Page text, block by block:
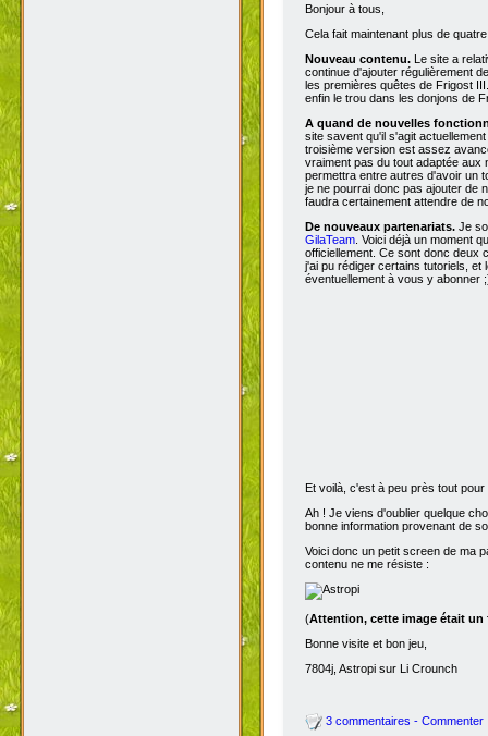
Bonjour à tous,
Cela fait maintenant plus de
Nouveau contenu. Le site a
continue d'ajouter régulièrement
les premières quêtes de Frigost
enfin le trou dans les donjons de
A quand de nouvelles
site savent qu'il s'agit
troisième version est assez
vraiment pas du tout adaptée aux
permettra entre autres d'avoir un
je ne pourrai donc pas ajouter de
faudra certainement attendre de
De nouveaux partenariats. Je
GilaTeam . Voici déjà un moment
officiellement. Ce sont donc deux
j'ai pu rédiger certains tutoriels,
éventuellement à vous y abonner
Et voilà, c'est à peu près tout
Ah ! Je viens d'oublier quelque
bonne information provenant de
Voici donc un petit screen de ma
contenu ne me résiste :
(Attention, cette image était un
Bonne visite et bon jeu,
7804j, Astropi sur Li Crounch
3 commentaires - Commenter